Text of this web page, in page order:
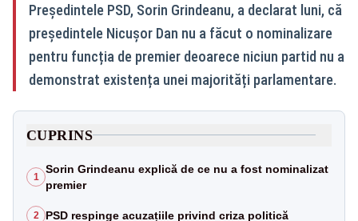
Președintele PSD, Sorin Grindeanu, a declarat luni, că
președintele Nicușor Dan nu a făcut o nominalizare
pentru funcția de premier deoarece niciun partid nu a
demonstrat existența unei majorități parlamentare.
CUPRINS
1
Sorin Grindeanu explică de ce nu a fost nominalizat
premier
2 PSD respinge acuzațiile privind criza politică